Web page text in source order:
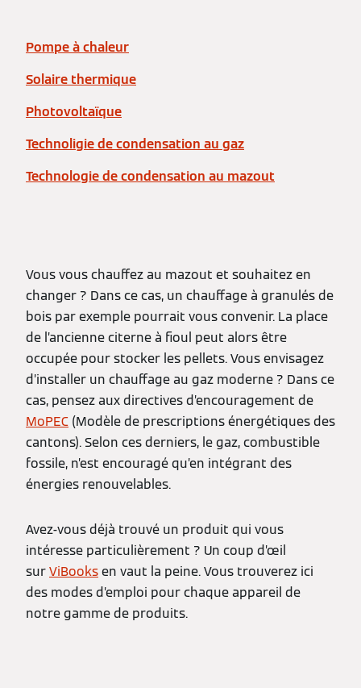
Pompe à chaleur
Solaire thermique
Photovoltaïque
Technoligie de condensation au gaz
Technologie de condensation au mazout
Vous vous chauffez au mazout et souhaitez en
changer ? Dans ce cas, un chauffage à granulés de
bois par exemple pourrait vous convenir. La place
de l’ancienne citerne à fioul peut alors être
occupée pour stocker les pellets. Vous envisagez
d’installer un chauffage au gaz moderne ? Dans ce
cas, pensez aux directives d’encouragement de
MoPEC (Modèle de prescriptions énergétiques des
cantons). Selon ces derniers, le gaz, combustible
fossile, n’est encouragé qu’en intégrant des
énergies renouvelables.
Avez-vous déjà trouvé un produit qui vous
intéresse particulièrement ? Un coup d’œil
surViBooksen vaut la peine. Vous trouverez ici
des modes d’emploi pour chaque appareil de
notre gamme de produits.